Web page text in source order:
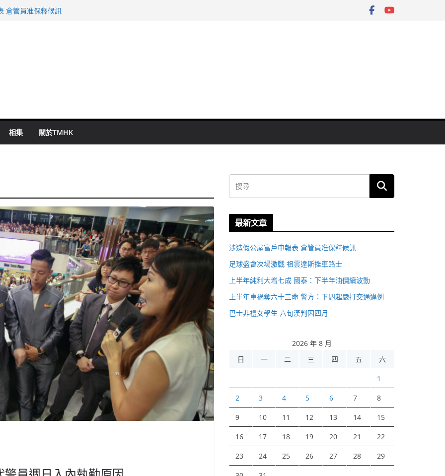
判囚四月
相集 關於TMHK
最新文章
涉造假公屋富戶申報表 倉管員准保釋候訊
足球盛會次場激戰 祖雲達斯挫車路士
上半年純利大增七成 國泰：下半年油價續波動
上半年車禍奪六十三命 警方：下週起嚴打交通違例
巴士非禮女學生 六旬漢判囚四月
2026 年 8 月
日
一 二 三 四 五 六
1
2 3 4 5 6 7 8
9 10 11 12 13 14 15
16 17 18 19 20 21 22
23 24 25 26 27 28 29